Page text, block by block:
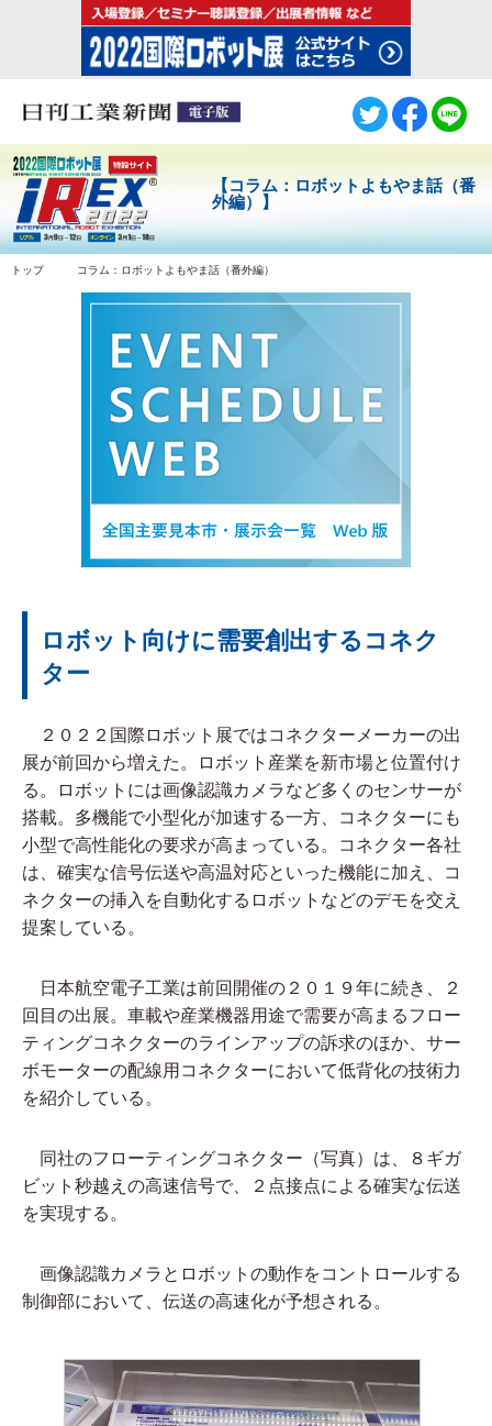
トップ コラム：ロボットよもやま話（番外編）
【コラム：ロボットよもやま話（番
外編）】
ロボット向けに需要創出するコネク
ター
２０２２国際ロボット展ではコネクターメーカーの出
展が前回から増えた。ロボット産業を新市場と位置付け
る。ロボットには画像認識カメラなど多くのセンサーが
搭載。多機能で小型化が加速する一方、コネクターにも
小型で高性能化の要求が高まっている。コネクター各社
は、確実な信号伝送や高温対応といった機能に加え、コ
ネクターの挿入を自動化するロボットなどのデモを交え
提案している。
日本航空電子工業は前回開催の２０１９年に続き、２
回目の出展。車載や産業機器用途で需要が高まるフロー
ティングコネクターのラインアップの訴求のほか、サー
ボモーターの配線用コネクターにおいて低背化の技術力
を紹介している。
同社のフローティングコネクター（写真）は、８ギガ
ビット秒越えの高速信号で、２点接点による確実な伝送
を実現する。
画像認識カメラとロボットの動作をコントロールする
制御部において、伝送の高速化が予想される。